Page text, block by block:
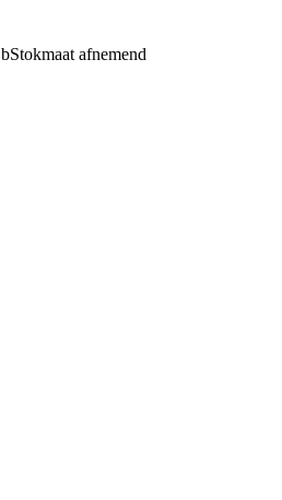
bStokmaat afnemend